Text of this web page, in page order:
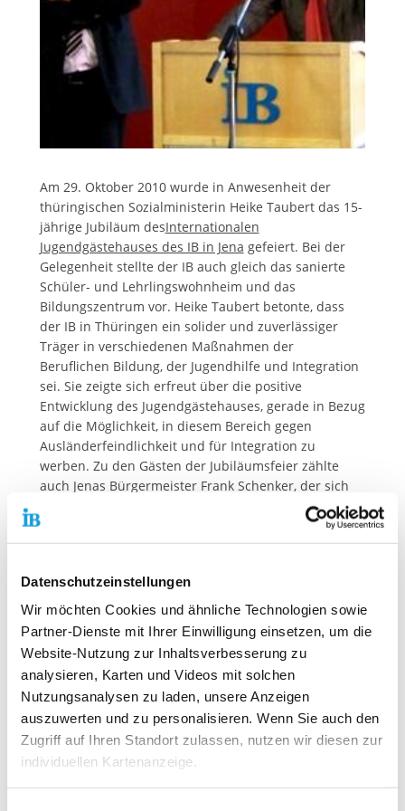
Datenschutzeinstellungen
Wir möchten Cookies und ähnliche Technologien sowie
Partner-Dienste mit Ihrer Einwilligung einsetzen, um die
Website-Nutzung zur Inhaltsverbesserung zu
analysieren, Karten und Videos mit solchen
Nutzungsanalysen zu laden, unsere Anzeigen
auszuwerten und zu personalisieren. Wenn Sie auch den
Zugriff auf Ihren Standort zulassen, nutzen wir diesen zur
individuellen Kartenanzeige.
Am 29. Oktober 2010 wurde in Anwesenheit der
thüringischen Sozialministerin Heike Taubert das 15-
jährige Jubiläum desInternationalen
Jugendgästehauses des IB in Jena gefeiert. Bei der
Gelegenheit stellte der IB auch gleich das sanierte
Schüler- und Lehrlingswohnheim und das
Bildungszentrum vor. Heike Taubert betonte, dass
der IB in Thüringen ein solider und zuverlässiger
Träger in verschiedenen Maßnahmen der
Beruflichen Bildung, der Jugendhilfe und Integration
sei. Sie zeigte sich erfreut über die positive
Entwicklung des Jugendgästehauses, gerade in Bezug
auf die Möglichkeit, in diesem Bereich gegen
Ausländerfeindlichkeit und für Integration zu
werben. Zu den Gästen der Jubiläumsfeier zählte
auch Jenas Bürgermeister Frank Schenker, der sich
über die bauliche Entwicklung vor Ort informierte.
Dabei machte er auch keinen Hehl daraus, dass ein
weiterer Schritt für die Sanierung des
Belegung aus vielen Ländern dieser Erde eine
entscheidende Voraussetzung gegeben ist, Jena nicht
nur in Thüringen und Deutschland, sondern europa-
und weltweit zu vermarkten.
Kontaktdaten unseres Presseteams
Dirk Altbürger
Pressesprecher
Telefon:+49 69 94545-107